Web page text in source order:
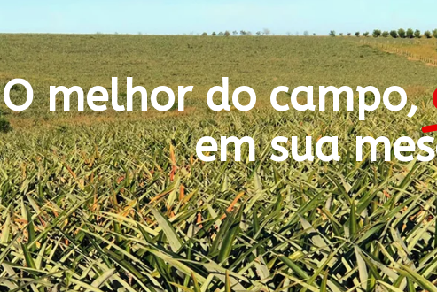
O melhor do campo,
em sua